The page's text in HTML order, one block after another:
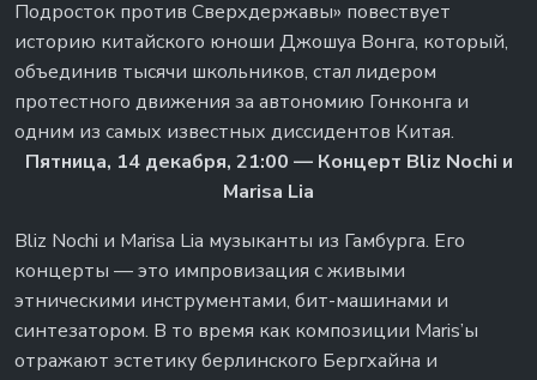
Подросток против Сверхдержавы» повествует
историю китайского юноши Джошуа Вонга, который,
объединив тысячи школьников, стал лидером
протестного движения за автономию Гонконга и
одним из самых известных диссидентов Китая.
Пятница, 14 декабря, 21:00 — Концерт Bliz Nochi и
Marisa Lia
Bliz Nochi и Marisa Lia музыканты из Гамбурга. Его
концерты — это импровизация с живыми
этническими инструментами, бит-машинами и
синтезатором. В то время как композиции Maris’ы
отражают эстетику берлинского Бергхайна и